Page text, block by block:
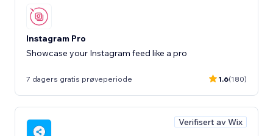
Instagram Pro
Showcase your Instagram feed like a pro
7 dagers gratis prøveperiode 1.6(180)
Verifisert av Wix